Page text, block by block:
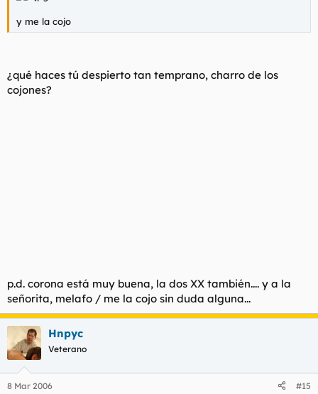
y me la cojo
¿qué haces tú despierto tan temprano, charro de los
cojones?
p.d. corona está muy buena, la dos XX también.... y a la
señorita, melafo / me la cojo sin duda alguna...
Hnpyc
Veterano
8 Mar 2006 #15